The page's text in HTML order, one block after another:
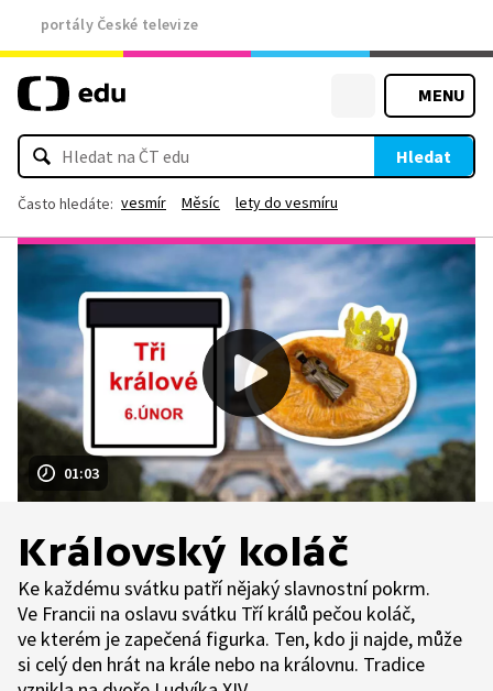
portály České televize
MENU
Hledat
Často hledáte: vesmír Měsíc lety do vesmíru
01:03
Královský koláč
Ke každému svátku patří nějaký slavnostní pokrm.
Ve Francii na oslavu svátku Tří králů pečou koláč,
ve kterém je zapečená figurka. Ten, kdo ji najde, může
si celý den hrát na krále nebo na královnu. Tradice